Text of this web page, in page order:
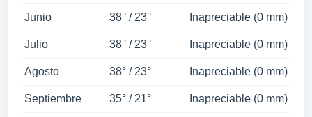
Junio 38° / 23° Inapreciable (0 mm)
Julio 38° / 23° Inapreciable (0 mm)
Agosto 38° / 23° Inapreciable (0 mm)
Septiembre 35° / 21° Inapreciable (0 mm)